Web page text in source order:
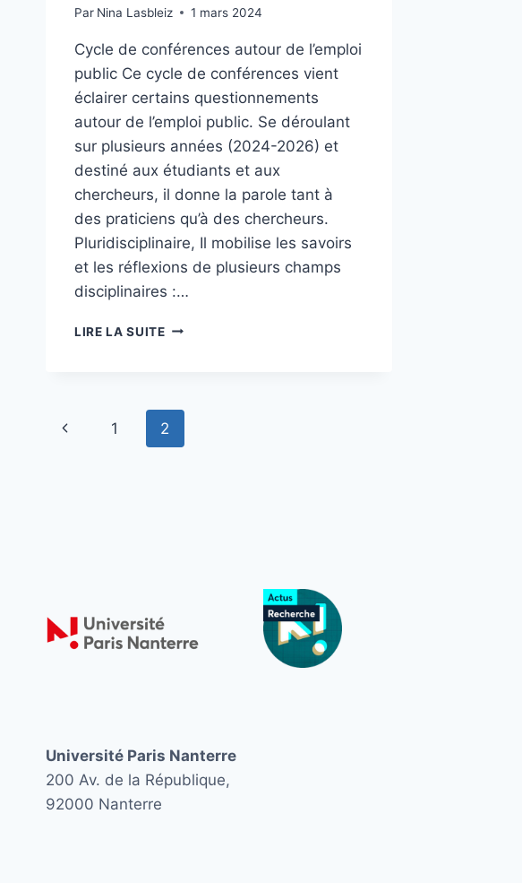
Par Nina Lasbleiz 1 mars 2024
Cycle de conférences autour de l’emploi
public Ce cycle de conférences vient
éclairer certains questionnements
autour de l’emploi public. Se déroulant
sur plusieurs années (2024-2026) et
destiné aux étudiants et aux
chercheurs, il donne la parole tant à
des praticiens qu’à des chercheurs.
Pluridisciplinaire, Il mobilise les savoirs
et les réflexions de plusieurs champs
disciplinaires :…
LIRE LA SUITECYCLE
PUBLIC
Navigation
Page
1 2
Université Paris Nanterre
200 Av. de la République,
92000 Nanterre